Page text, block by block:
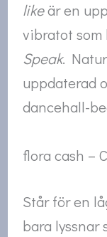
likeär en
vibratot som
Speak.
uppdaterad
dancehall-
flora cash –
Står för en
bara lyssnar